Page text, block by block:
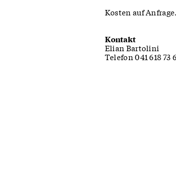
Kosten auf Anfrage.
Kontakt
Elian Bartolini
Telefon 041 618 73